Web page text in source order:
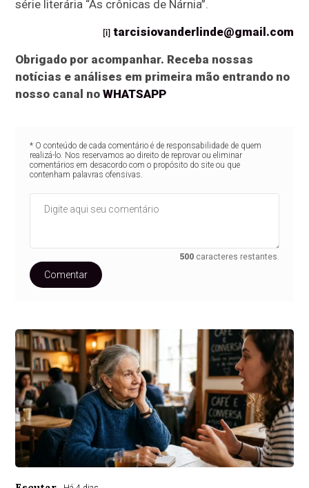
série literária “As crônicas de Nárnia”.
[i] tarcisiovanderlinde@gmail.com
Obrigado por acompanhar. Receba nossas
notícias e análises em primeira mão entrando no
nosso canal noWHATSAPP
* O conteúdo de cada comentário é de responsabilidade de quem
realizá-lo. Nos reservamos ao direito de reprovar ou eliminar
comentários em desacordo com o propósito do site ou que
contenham palavras ofensivas.
500 caracteres restantes.
Comentar